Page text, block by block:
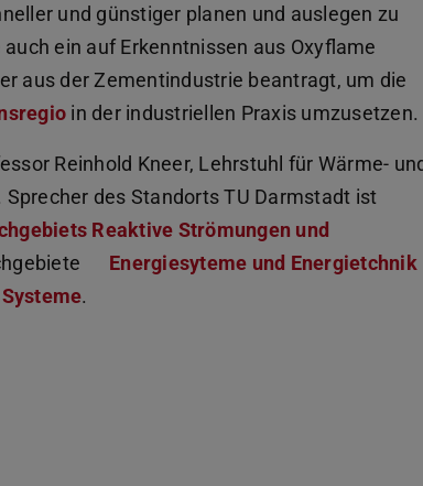
und günstiger planen und auslegen zu
ein auf Erkenntnissen aus Oxyflame
aus der Zementindustrie beantragt, um die
in der industriellen Praxis umzusetzen.
Reinhold Kneer, Lehrstuhl für Wärme-
des Standorts TU Darmstadt ist
Reaktive Strömungen und
Energiesyteme und Energietchnik
.